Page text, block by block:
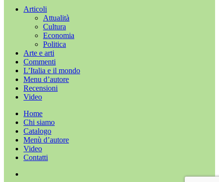
Chiudi Articoli
Attualità
Cultura
Economia
Politica
Arte e arti
Commenti
L’Italia e il mondo
Menu d’autore
Recensioni
Video
Home
Chi siamo
Catalogo
Menù d’autore
Video
Contatti